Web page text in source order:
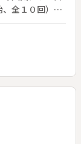
、全１０回）◆
った男を保護
からない。外
判断された。
に、もう片方
、科捜研は血
査を進めてい